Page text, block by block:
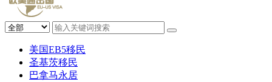
美国EB5移民
圣基茨移民
巴拿马永居